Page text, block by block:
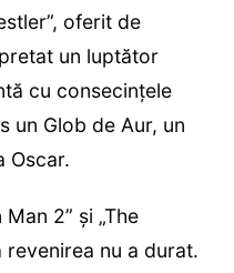
oferit de
un luptător
cu consecințele
un Glob de Aur, un
Oscar.
2” și „The
revenirea nu a durat.